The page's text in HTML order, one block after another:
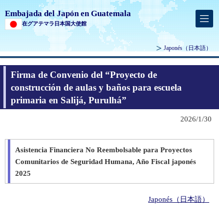
Embajada del Japón en Guatemala
在グアテマラ日本国大使館
Japonés （日本語）
Firma de Convenio del “Proyecto de
construcción de aulas y baños para escuela
primaria en Salijá, Purulhá”
2026/1/30
Asistencia Financiera No Reembolsable para Proyectos
Comunitarios de Seguridad Humana, Año Fiscal japonés
2025
Japonés（日本語）